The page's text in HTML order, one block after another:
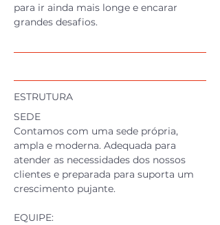
para ir ainda mais longe e encarar
grandes desafios.
ESTRUTURA
SEDE
Contamos com uma sede própria,
ampla e moderna. Adequada para
atender as necessidades dos nossos
clientes e preparada para suporta um
crescimento pujante.
EQUIPE: